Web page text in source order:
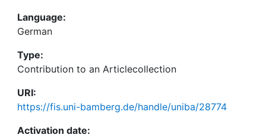
Language:
German
Type:
Contribution to an Articlecollection
URI:
https://fis.uni-bamberg.de/handle/uniba/28774
Activation date: